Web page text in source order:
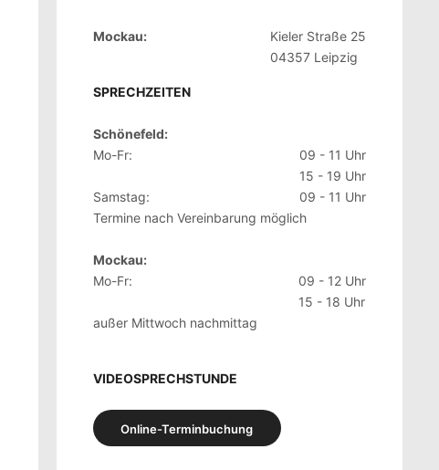
Mockau:
Kieler Straße 25
04357 Leipzig
SPRECHZEITEN
Schönefeld:
Mo-Fr:
09 - 11 Uhr
15 - 19 Uhr
Samstag:
09 - 11 Uhr
Termine nach Vereinbarung möglich
Mockau:
Mo-Fr:
09 - 12 Uhr
15 - 18 Uhr
außer Mittwoch nachmittag
VIDEOSPRECHSTUNDE
Online-Terminbuchung